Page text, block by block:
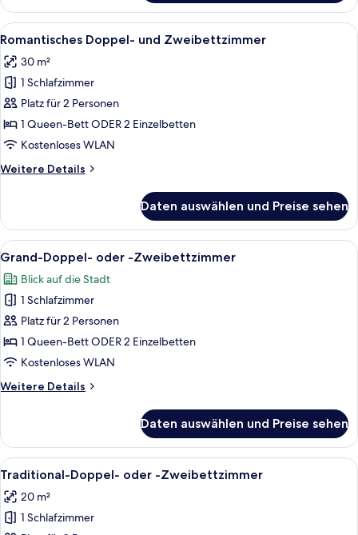
Doppel-
oder
-
Alle
Fotos
für
Romantisches
Doppel-
und
Zweibettzimmer
Ein Schlafzimmer mit einem Bett,
6
Romantisches Doppel- und Zweibettzimmer
30 m²
1 Schlafzimmer
Platz für 2 Personen
1 Queen-Bett ODER 2 Einzelbetten
Kostenloses WLAN
Weitere Details
Weitere
Doppel-
und
Zweibettzimmer
Daten auswählen und Preise sehen
Alle
Fotos
für
Grand-
Doppel-
oder
-
anzeigen
Eine Holztür mit einer
6
Grand-Doppel- oder -Zweibettzimmer
Blick auf die Stadt
1 Schlafzimmer
Platz für 2 Personen
1 Queen-Bett ODER 2 Einzelbetten
Kostenloses WLAN
Weitere Details
Weitere
Doppel-
oder
-
Zweibettzimmer
Daten auswählen und Preise sehen
Alle
Fotos
für
Traditional-
Ein Schlafzimmer mit Steinwand,
6
Traditional-Doppel- oder -Zweibettzimmer
20 m²
1 Schlafzimmer